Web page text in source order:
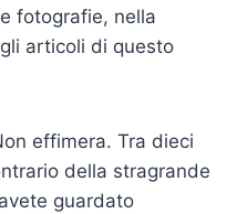
fotografie, nella
articoli di questo
effimera. Tra dieci
della stragrande
guardato